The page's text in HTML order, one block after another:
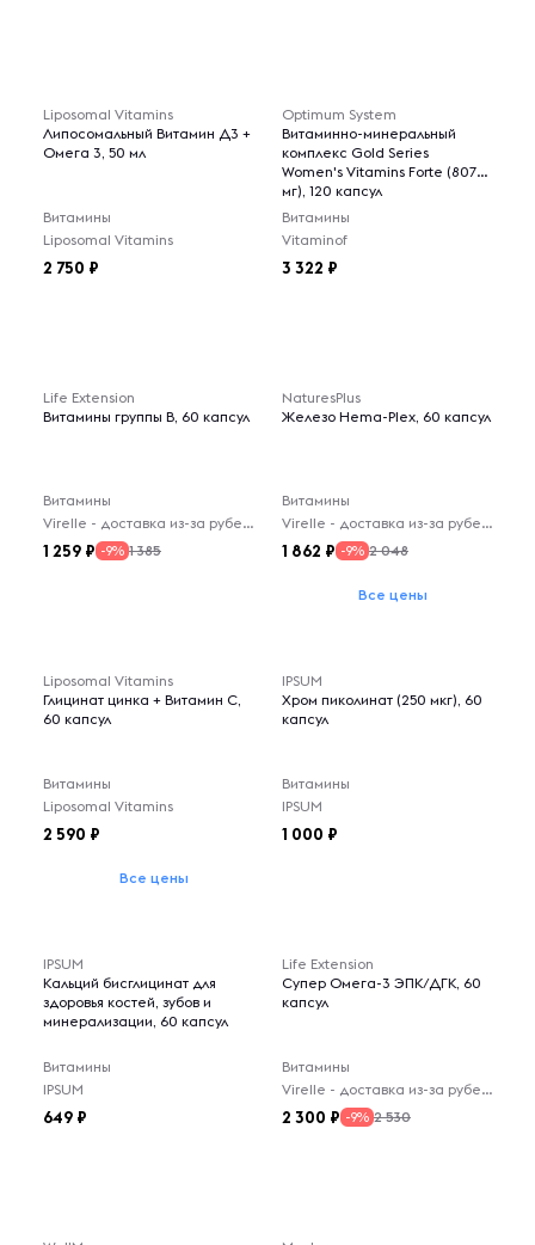
Liposomal Vitamins
Липосомальный Витамин Д3 +
Омега 3, 50 мл
Витамины
Liposomal Vitamins
2 750
Optimum System
Витаминно-минеральный
комплекс Gold Series
Women's Vitamins Forte (807
мг), 120 капсул
Витамины
Vitaminof
3 322
Life Extension
Витамины группы B, 60 капсул
Витамины
Virelle - доставка из-за рубежа
1 259 -9% 1 385
NaturesPlus
Железо Hema-Plex, 60 капсул
Витамины
Virelle - доставка из-за рубежа
1 862 -9% 2 048
Все цены
Liposomal Vitamins
Глицинат цинка + Витамин С,
60 капсул
Витамины
Liposomal Vitamins
2 590
Все цены
IPSUM
Хром пиколинат (250 мкг), 60
капсул
Витамины
IPSUM
1 000
IPSUM
Кальций бисглицинат для
здоровья костей, зубов и
минерализации, 60 капсул
Витамины
IPSUM
649
Life Extension
Супер Омега-3 ЭПК/ДГК, 60
капсул
Витамины
Virelle - доставка из-за рубежа
2 300 -9% 2 530